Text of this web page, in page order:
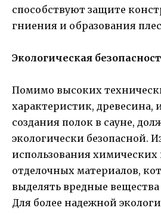
способствуют защите
гниения и образования
Экологическая
Помимо высоких
характеристик, древесина,
создания полок в сауне,
экологически безопасной.
использования
отделочных материалов,
выделять вредные
Для более надежной